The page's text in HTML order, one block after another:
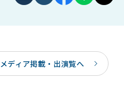
メディア掲載・出演覧へ